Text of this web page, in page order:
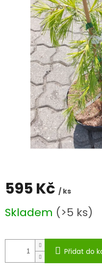
595 Kč / ks
cena:
Skladem (>5 ks)
Přidat do